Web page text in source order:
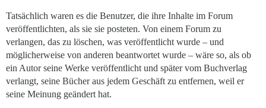
Tatsächlich waren es die Benutzer, die ihre Inhalte im Forum
veröffentlichten, als sie sie posteten. Von einem Forum zu
verlangen, das zu löschen, was veröffentlicht wurde – und
möglicherweise von anderen beantwortet wurde – wäre so, als ob
ein Autor seine Werke veröffentlicht und später vom Buchverlag
verlangt, seine Bücher aus jedem Geschäft zu entfernen, weil er
seine Meinung geändert hat.